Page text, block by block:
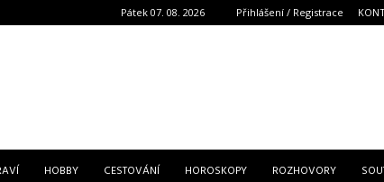
Pátek 07. 08. 2026 Přihlášení / Registrace
HOBBY CESTOVÁNÍ HOROSKOPY ROZHOVORY